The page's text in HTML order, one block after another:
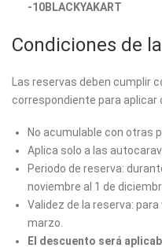
-10BLACKYAKART
Condiciones de
Las reservas deben cumplir
correspondiente para aplicar
No acumulable con otras
Aplica solo a las
Periodo de reserva:
noviembre al 1 de
Validez de la reserva:
marzo.
El descuento será